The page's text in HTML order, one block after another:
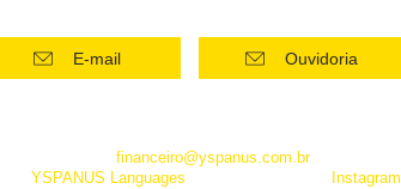
E-mail Ouvidoria
financeiro@yspanus.com.br, pela nossa
YSPANUS Languages
Instagram